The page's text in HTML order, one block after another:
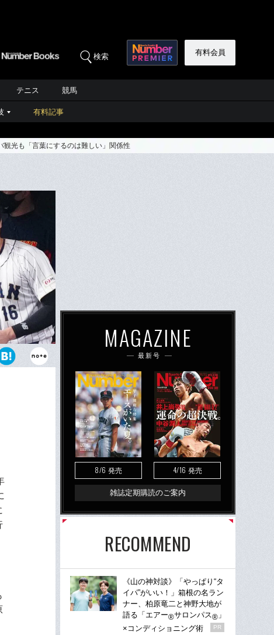
検索 有料会員
テニス 競馬
有料記事
観光も「言葉にするのは難しい」関係性
侍ジャパンで
MAGAZINE
最新号
8/6 発売 4/16 発売
雑誌定期購読のご案内
RECOMMEND
《山の神対談》「やっぱり“タ
イパ”がいい！」箱根の名ラン
ナー、柏原竜二と神野大地が
語る「エアー®サロンパス® 」
×コンディショニング術
PR